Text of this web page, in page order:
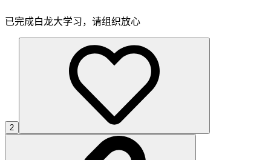
已完成白龙大学习，请组织放心
2